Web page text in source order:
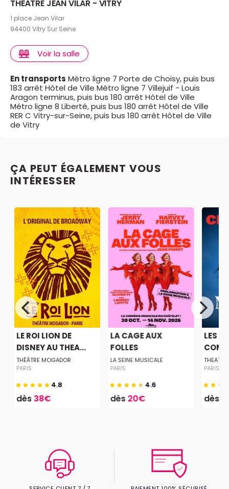
THÉÂTRE JEAN VILAR - VITRY
1 place Jean Vilar
94400 Vitry Sur Seine
Voir la salle
En transports Métro ligne 7 Porte de Choisy, puis bus
183 arrêt Hôtel de Ville Métro ligne 7 Villejuif - Louis
Aragon terminus, puis bus 180 arrêt Hôtel de Ville
Métro ligne 8 Liberté, puis bus 180 arrêt Hôtel de Ville
RER C Vitry-sur-Seine, puis bus 180 arrêt Hôtel de Ville
de Vitry
ÇA PEUT ÉGALEMENT VOUS
INTÉRESSER
LE ROI LION DE
DISNEY AU THEA...
THÉÂTRE MOGADOR
PARIS
4.8
dès 38€
LA CAGE AUX
FOLLES
LA SEINE MUSICALE
PARIS
4.6
dès20€
LES
PARIS
dès